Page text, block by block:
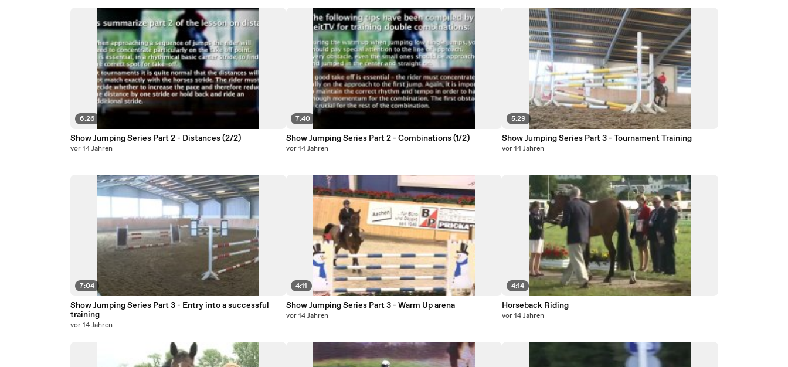
6:26
Show Jumping Series Part 2 - Distances (2/2)
vor 14 Jahren
7:04
Show Jumping Series Part 3 - Entry into a successful
training
vor 14 Jahren
7:40
Show Jumping Series Part 2 - Combinations (1/2)
vor 14 Jahren
4:11
Show Jumping Series Part 3 - Warm Up arena
vor 14 Jahren
5:29
Show Jumping Series Part 3 - Tournament Training
vor 14 Jahren
4:14
Horseback Riding
vor 14 Jahren